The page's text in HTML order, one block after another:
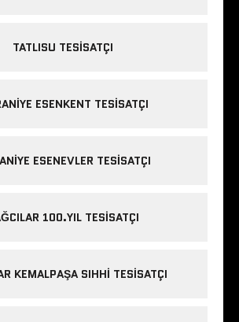
TATLISU TESISATÇI
ESENKENT TESISATÇI
ESENEVLER TESISATÇI
100.YIL TESISATÇI
KEMALPAŞA SIHHI TESISATÇI